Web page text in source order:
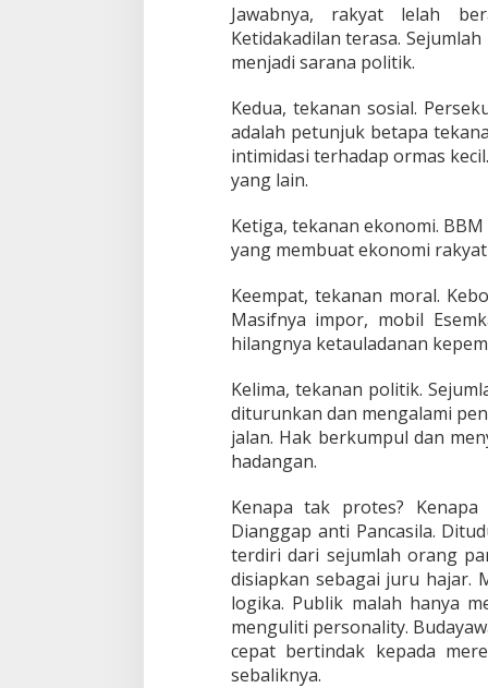
Jawabnya, rakyat lelah
Ketidakadilan terasa.
menjadi sarana politik.
Kedua, tekanan sosial.
adalah petunjuk betapa
intimidasi terhadap ormas
yang lain.
Ketiga, tekanan ekonomi.
yang membuat ekonomi
Keempat, tekanan moral.
Masifnya impor, mobil
hilangnya ketauladanan
Kelima, tekanan politik.
diturunkan dan mengalami
jalan. Hak berkumpul dan
hadangan.
Kenapa tak protes?
Dianggap anti Pancasila.
terdiri dari sejumlah orang
disiapkan sebagai juru hajar.
logika. Publik malah hanya
menguliti personality.
cepat bertindak kepada
sebaliknya.